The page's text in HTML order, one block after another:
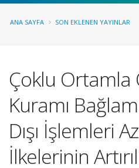
ANA SAYFA SON EKLENEN YAYINLAR
Çoklu Ortamla
Kuramı
Dışı İşlemleri
İlkelerinin